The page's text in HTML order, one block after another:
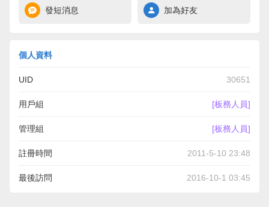
發短消息 加為好友
個人資料
UID 30651
用戶組 [板務人員]
管理組 [板務人員]
註冊時間 2011-5-10 23:48
最後訪問 2016-10-1 03:45